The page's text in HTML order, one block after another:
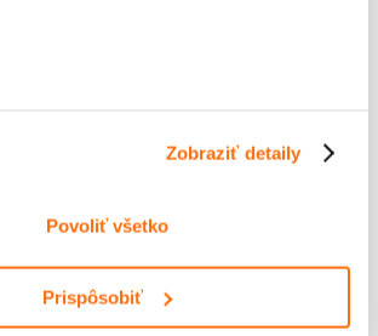
ponúka užívateľovi vysoké nároky
sťahovanie objemných súborov,
Zobraziť detaily
Prispôsobiť
Povoliť všetko